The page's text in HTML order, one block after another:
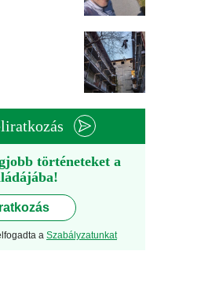
történeteket a
a Szabályzatunkat